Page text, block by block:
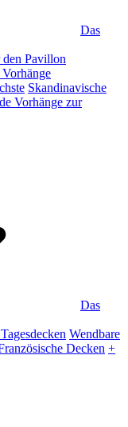
Das
Pavillon
Skandinavische
Vorhänge zur
Das
Wendbare
Decken +